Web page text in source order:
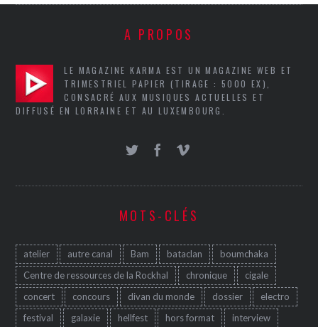
A PROPOS
LE MAGAZINE KARMA EST UN MAGAZINE WEB ET
TRIMESTRIEL PAPIER (TIRAGE : 5000 EX),
CONSACRÉ AUX MUSIQUES ACTUELLES ET
DIFFUSÉ EN LORRAINE ET AU LUXEMBOURG.
MOTS-CLÉS
atelier autre canal Bam bataclan
boumchaka
Centre de ressources de la Rockhal
chronique
cigale
concert
concours divan du monde dossier
electro
festival
galaxie hellfest hors format interview